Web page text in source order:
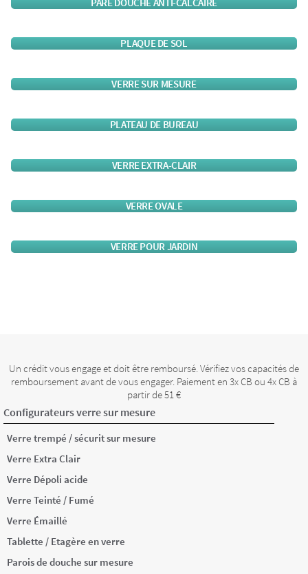
PARE DOUCHE ANTI-CALCAIRE
PLAQUE DE SOL
VERRE SUR MESURE
PLATEAU DE BUREAU
VERRE EXTRA-CLAIR
VERRE OVALE
VERRE POUR JARDIN
Un crédit vous engage et doit être remboursé. Vérifiez vos capacités de
remboursement avant de vous engager. Paiement en 3x CB ou 4x CB à
partir de 51 €
Configurateurs verre sur mesure
Verre trempé / sécurit sur mesure
Verre Extra Clair
Verre Dépoli acide
Verre Teinté / Fumé
Verre Émaillé
Tablette / Etagère en verre
Parois de douche sur mesure